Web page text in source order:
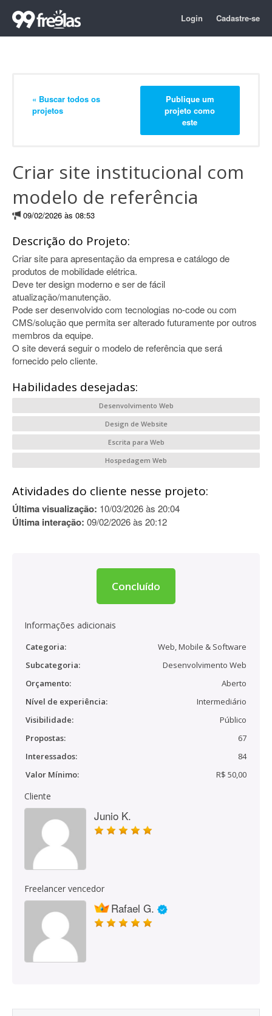
Login Cadastre-se
« Buscar todos os
projetos
Publique um
projeto como
este
Criar site institucional com
modelo de referência
09/02/2026 às 08:53
Descrição do Projeto:
Criar site para apresentação da empresa e catálogo de
produtos de mobilidade elétrica.
Deve ter design moderno e ser de fácil
atualização/manutenção.
Pode ser desenvolvido com tecnologias no-code ou com
CMS/solução que permita ser alterado futuramente por outros
membros da equipe.
O site deverá seguir o modelo de referência que será
fornecido pelo cliente.
Habilidades desejadas:
Desenvolvimento Web
Design de Website
Escrita para Web
Hospedagem Web
Atividades do cliente nesse projeto:
Última visualização: 10/03/2026 às 20:04
Última interação: 09/02/2026 às 20:12
Concluído
Informações adicionais
Categoria:
Web, Mobile & Software
Subcategoria:
Desenvolvimento Web
Orçamento:
Aberto
Nível de experiência:
Intermediário
Visibilidade:
Público
Propostas:
67
Interessados:
84
Valor Mínimo:
R$ 50,00
Cliente
Junio K.
Freelancer vencedor
Rafael G.